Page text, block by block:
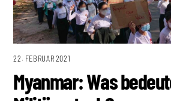
22. FEBRUAR 2021
Myanmar: Was